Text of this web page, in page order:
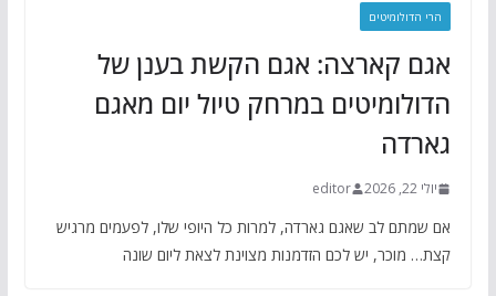
הרי הדולומיטים
אגם קארצה: אגם הקשת בענן של
הדולומיטים במרחק טיול יום מאגם
גארדה
יולי 22, 2026 editor
אם שמתם לב שאגם גארדה, למרות כל היופי שלו, לפעמים מרגיש
קצת… מוכר, יש לכם הזדמנות מצוינת לצאת ליום שונה